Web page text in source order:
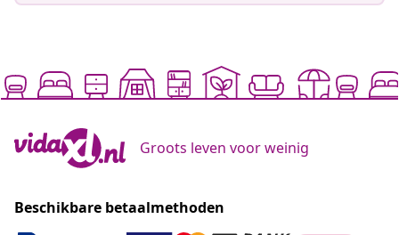
Groots leven voor weinig
Beschikbare betaalmethoden